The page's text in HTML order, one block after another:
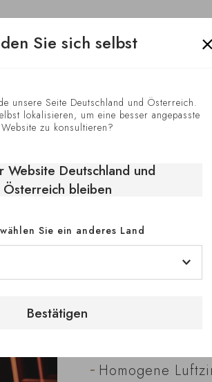
Optimale
Der Revelation
kontrolliertes
Bordeaux,
Valley:
Konstante
Kontrollierte
UV-Schutz
Schutz vor
Homogene
Sie sich selbst
unsere Seite Deutschland und Österreich.
lokalisieren, um eine besser angepasste
Website zu konsultieren?
Website Deutschland und
Österreich bleiben
Sie ein anderes Land
Bestätigen